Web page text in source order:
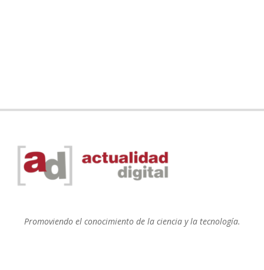
Promoviendo el conocimiento de la ciencia y la tecnología.